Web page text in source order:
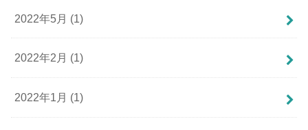
2022年5月 (1)
2022年2月 (1)
2022年1月 (1)